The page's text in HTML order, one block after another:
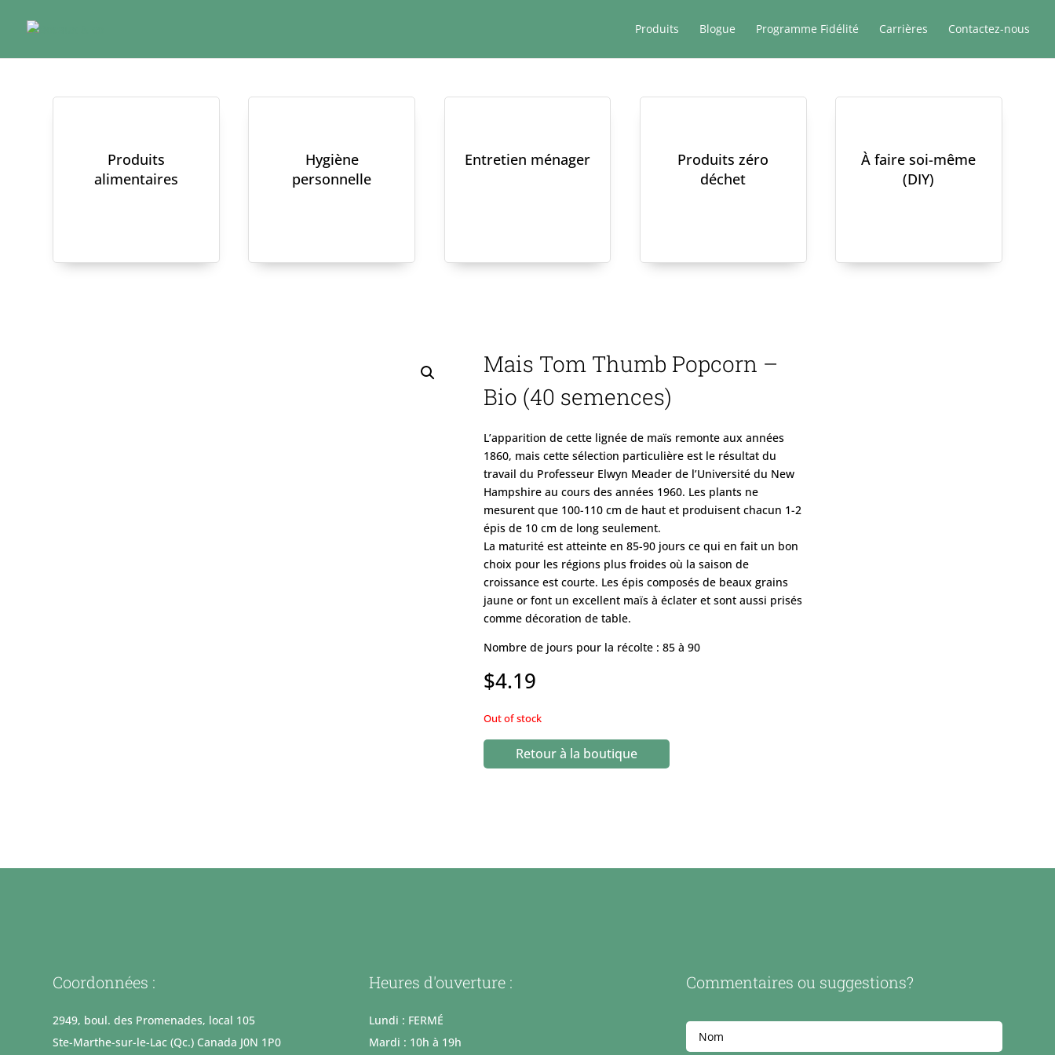
Produits Blogue Programme Fidélité Carrières Contactez-nous
Produits
alimentaires
Hygiène
personnelle
Entretien ménager
Produits zéro
déchet
À faire soi-même
(DIY)
Mais Tom Thumb Popcorn –
Bio (40 semences)
L’apparition de cette lignée de maïs remonte aux années
1860, mais cette sélection particulière est le résultat du
travail du Professeur Elwyn Meader de l’Université du New
Hampshire au cours des années 1960. Les plants ne
mesurent que 100-110 cm de haut et produisent chacun 1-2
épis de 10 cm de long seulement.
La maturité est atteinte en 85-90 jours ce qui en fait un bon
choix pour les régions plus froides où la saison de
croissance est courte. Les épis composés de beaux grains
jaune or font un excellent maïs à éclater et sont aussi prisés
comme décoration de table.
Nombre de jours pour la récolte : 85 à 90
$4.19
Out of stock
Retour à la boutique
Coordonnées :
2949, boul. des Promenades, local 105
Ste-Marthe-sur-le-Lac (Qc.) Canada J0N 1P0
Heures d'ouverture :
Lundi : FERMÉ
Mardi : 10h à 19h
Commentaires ou suggestions?